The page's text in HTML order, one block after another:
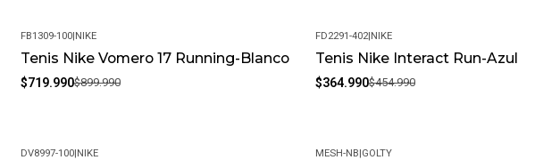
-20%
FB1309-100|NIKE
Tenis Nike Vomero 17 Running-Blanco
$719.990$899.990
-20%
FD2291-402|NIKE
Tenis Nike Interact Run-Azul
$364.990$454.990
DV8997-100|NIKE MESH-NB|GOLTY